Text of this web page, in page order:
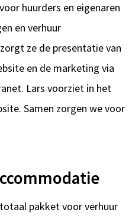
huurders en eigenaren
en verhuur
ze de presentatie van
en de marketing via
Lars voorziet in het
Samen zorgen we voor
pakket voor verhuur